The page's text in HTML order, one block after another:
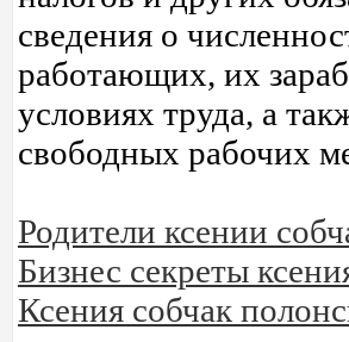
сведения о
работающих, их
условиях труда, а
свободных рабочих
Родители ксении
Бизнес секреты
Ксения собчак